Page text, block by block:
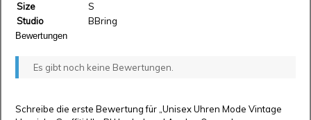
Size
S
Studio
BBring
Bewertungen
Es gibt noch keine Bewertungen.
Schreibe die erste Bewertung für „Unisex Uhren Mode Vintage